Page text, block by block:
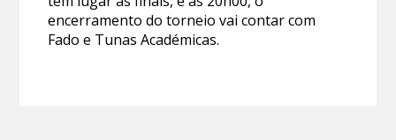
encerramento do torneio vai contar com
Fado e Tunas Académicas.